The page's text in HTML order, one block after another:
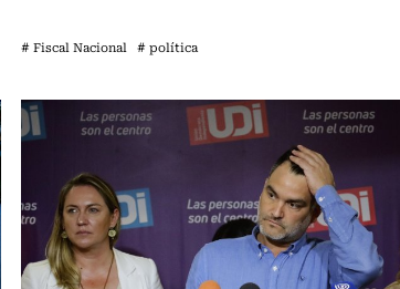
# Fiscal Nacional # política